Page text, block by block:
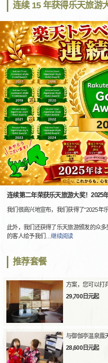
连续 15 年获得乐天旅游
连续第二年荣获乐天旅游大奖！2025
我们很高兴地宣布，我们获得了“2025年
此外，我们还获得了乐天旅游颁发的众
的客人给予我们 …继续阅读
推荐套餐
方案，您可以打
29,700日元起
与御伽亭温泉露
28,600日元起